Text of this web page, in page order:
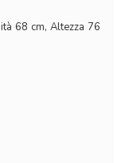
68 cm, Altezza 76